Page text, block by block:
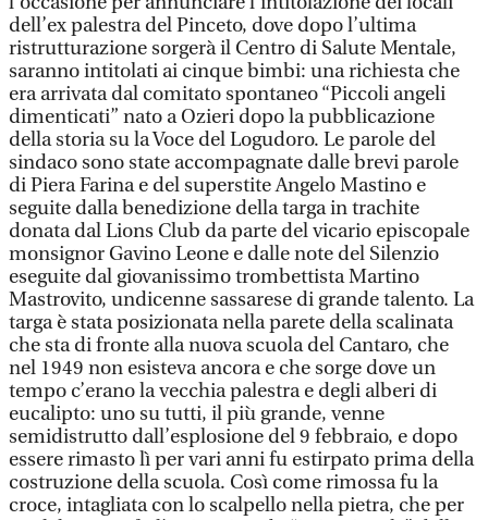
dell’ex palestra del Pinceto, dove dopo l’ultima
ristrutturazione sorgerà il Centro di Salute Mentale,
saranno intitolati ai cinque bimbi: una richiesta che
era arrivata dal comitato spontaneo “Piccoli angeli
dimenticati” nato a Ozieri dopo la pubblicazione
della storia su la Voce del Logudoro. Le parole del
sindaco sono state accompagnate dalle brevi parole
di Piera Farina e del superstite Angelo Mastino e
seguite dalla benedizione della targa in trachite
donata dal Lions Club da parte del vicario episcopale
monsignor Gavino Leone e dalle note del Silenzio
eseguite dal giovanissimo trombettista Martino
Mastrovito, undicenne sassarese di grande talento. La
targa è stata posizionata nella parete della scalinata
che sta di fronte alla nuova scuola del Cantaro, che
nel 1949 non esisteva ancora e che sorge dove un
tempo c’erano la vecchia palestra e degli alberi di
eucalipto: uno su tutti, il più grande, venne
semidistrutto dall’esplosione del 9 febbraio, e dopo
essere rimasto lì per vari anni fu estirpato prima della
costruzione della scuola. Così come rimossa fu la
croce, intagliata con lo scalpello nella pietra, che per